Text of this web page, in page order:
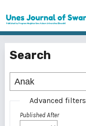
Search
Advanced filters
Published After